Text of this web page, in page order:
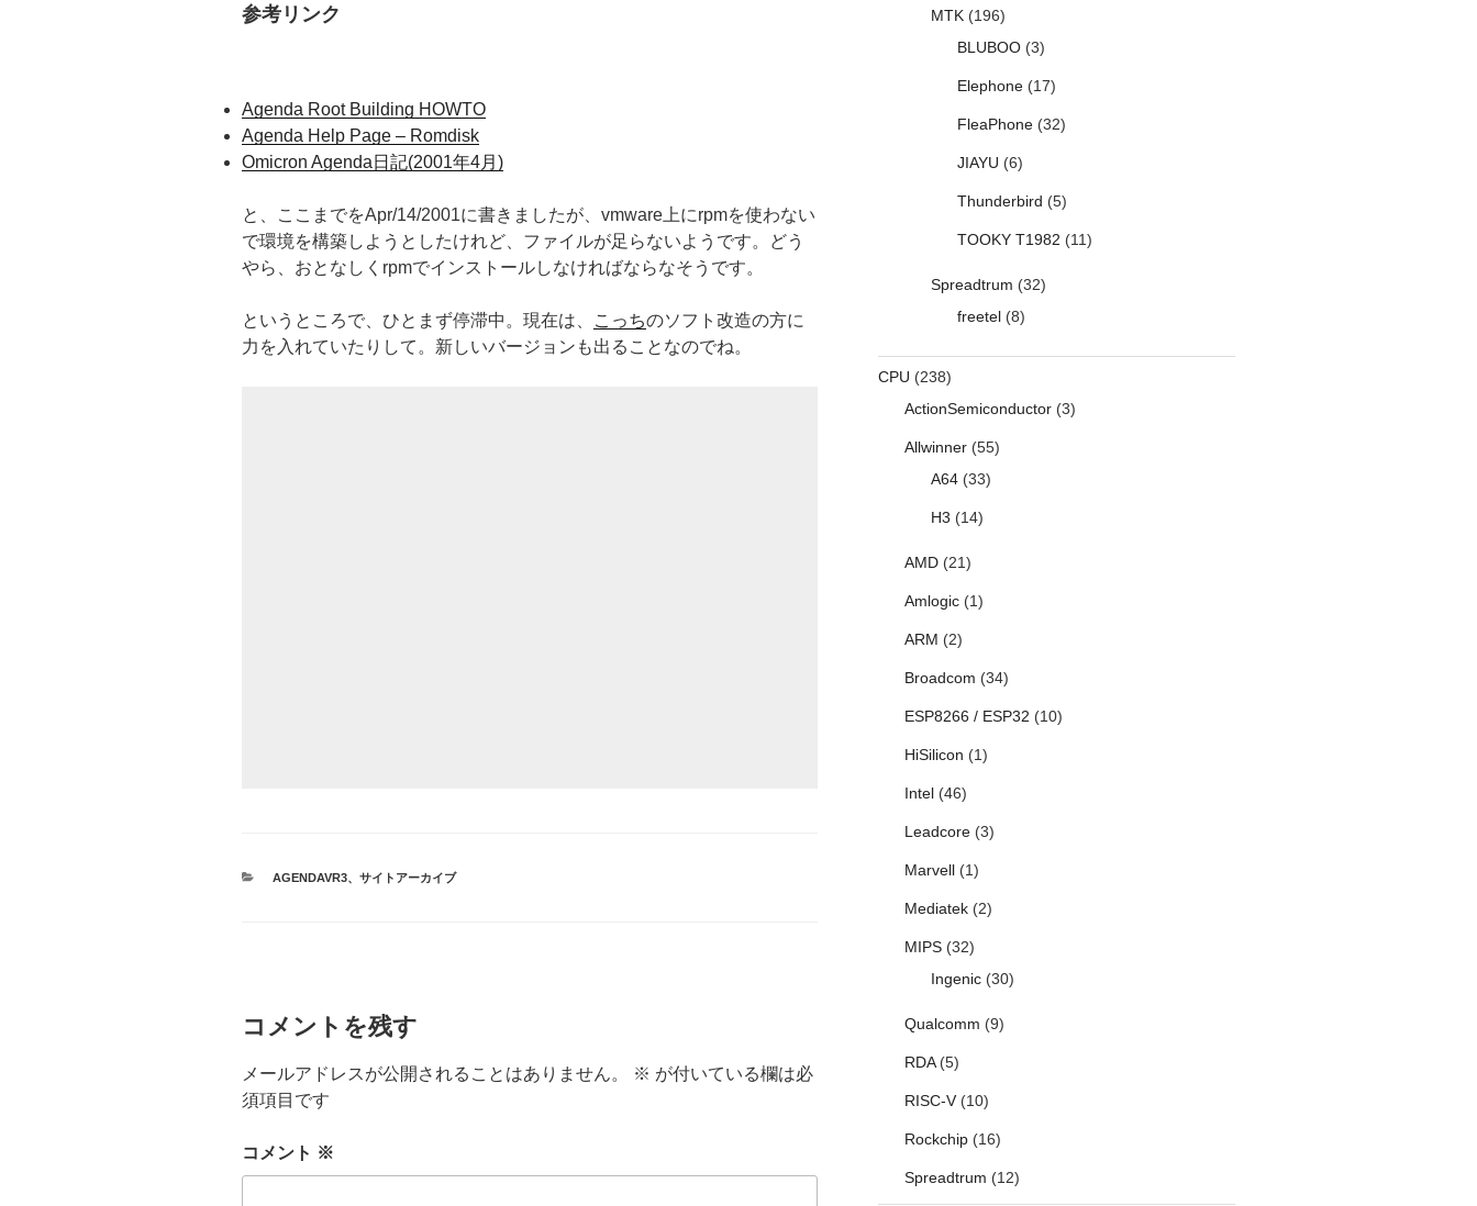
参考リンク
Agenda Root Building HOWTO
Agenda Help Page – Romdisk
Omicron Agenda日記(2001年4月)
と、ここまでをApr/14/2001に書きましたが、vmware上にrpmを使わない
で環境を構築しようとしたけれど、ファイルが足らないようです。どう
やら、おとなしくrpmでインストールしなければならなそうです。
というところで、ひとまず停滞中。現在は、 こっちのソフト改造の方に
力を入れていたりして。新しいバージョンも出ることなのでね。
カ
AGENDAVR3、 サイトアーカイブ
コメントを残す
メールアドレスが公開されることはありません。 ※ が付いている欄は必
須項目です
コメント ※
MTK(196)
BLUBOO(3)
Elephone(17)
FleaPhone(32)
JIAYU (6)
Thunderbird (5)
TOOKY T1982 (11)
Spreadtrum (32)
freetel(8)
CPU (238)
ActionSemiconductor(3)
Allwinner(55)
A64(33)
H3 (14)
AMD(21)
Amlogic(1)
ARM (2)
Broadcom (34)
ESP8266 / ESP32 (10)
HiSilicon (1)
Intel(46)
Leadcore(3)
Marvell(1)
Mediatek(2)
MIPS(32)
Ingenic(30)
Qualcomm (9)
RDA(5)
RISC-V(10)
Rockchip(16)
Spreadtrum (12)